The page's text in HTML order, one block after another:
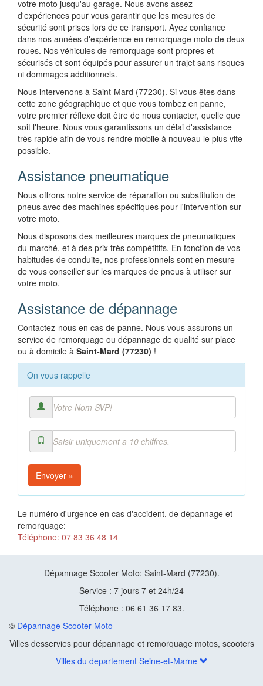
votre moto jusqu'au garage. Nous avons assez
d'expériences pour vous garantir que les mesures de
sécurité sont prises lors de ce transport. Ayez confiance
dans nos années d'expérience en remorquage moto de deux
roues. Nos véhicules de remorquage sont propres et
sécurisés et sont équipés pour assurer un trajet sans risques
ni dommages additionnels.
Nous intervenons à Saint-Mard (77230). Si vous êtes dans
cette zone géographique et que vous tombez en panne,
votre premier réflexe doit être de nous contacter, quelle que
soit l'heure. Nous vous garantissons un délai d'assistance
très rapide afin de vous rendre mobile à nouveau le plus vite
possible.
Assistance pneumatique
Nous offrons notre service de réparation ou substitution de
pneus avec des machines spécifiques pour l'intervention sur
votre moto.
Nous disposons des meilleures marques de pneumatiques
du marché, et à des prix très compétitifs. En fonction de vos
habitudes de conduite, nos professionnels sont en mesure
de vous conseiller sur les marques de pneus à utiliser sur
votre moto.
Assistance de dépannage
Contactez-nous en cas de panne. Nous vous assurons un
service de remorquage ou dépannage de qualité sur place
ou à domicile à Saint-Mard (77230) !
On vous rappelle
Envoyer »
Le numéro d'urgence en cas d'accident, de dépannage et
remorquage:
Téléphone: 07 83 36 48 14
Dépannage Scooter Moto: Saint-Mard (77230).
Service : 7 jours 7 et 24h/24
Téléphone : 06 61 36 17 83.
© Dépannage Scooter Moto
Villes desservies pour dépannage et remorquage motos, scooters
Villes du departement Seine-et-Marne